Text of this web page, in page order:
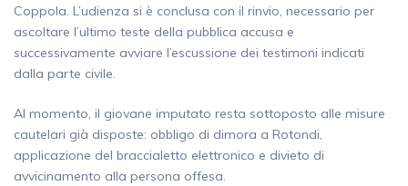
Coppola. L’udienza si è conclusa con il rinvio, necessario per
ascoltare l’ultimo teste della pubblica accusa e
successivamente avviare l’escussione dei testimoni indicati
dalla parte civile.
Al momento, il giovane imputato resta sottoposto alle misure
cautelari già disposte: obbligo di dimora a Rotondi,
applicazione del braccialetto elettronico e divieto di
avvicinamento alla persona offesa.